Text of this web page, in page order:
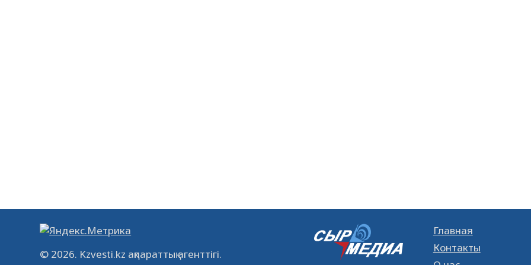
© 2026. Kzvesti.kz ақпараттық агенттігі.
Главная
Контакты